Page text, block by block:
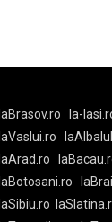
laBrasov.ro la-
laVaslui.ro
laArad.ro
laBotosani.ro
laSibiu.ro